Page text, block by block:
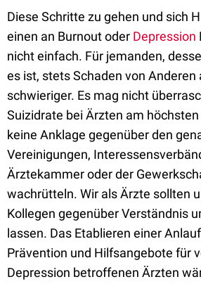
Diese Schritte zu gehen und sich
einen an Burnout oder Depression
nicht einfach. Für jemanden,
es ist, stets Schaden von Anderen
schwieriger. Es mag nicht
Suizidrate bei Ärzten am
keine Anklage gegenüber den
Vereinigungen,
Ärztekammer oder der
wachrütteln. Wir als Ärzte sollten
Kollegen gegenüber Verständnis
lassen. Das Etablieren einer
Prävention und Hilfsangebote für
Depression betroffenen Ärzten